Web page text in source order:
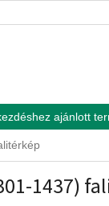
ajánlott
1437)